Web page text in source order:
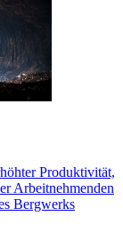
Produktivität,
Arbeitnehmenden
Bergwerks